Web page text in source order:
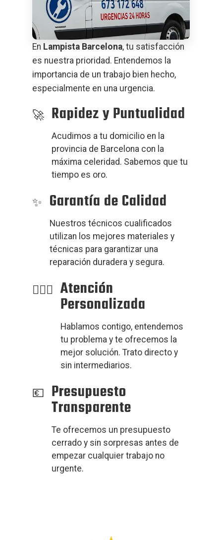
En Lampista Barcelona, tu satisfacción
es nuestra prioridad. Entendemos la
importancia de un trabajo bien hecho,
especialmente en una urgencia.
Rapidez y Puntualidad
Acudimos a tu domicilio en la
provincia de Barcelona con la
máxima celeridad. Sabemos que tu
tiempo es oro.
Garantía de Calidad
Nuestros técnicos cualificados
utilizan los mejores materiales y
técnicas para garantizar una
reparación duradera y segura.
Atención
Personalizada
Hablamos contigo, entendemos
tu problema y te ofrecemos la
mejor solución. Trato directo y
sin intermediarios.
Presupuesto
Transparente
Te ofrecemos un presupuesto
cerrado y sin sorpresas antes de
empezar cualquier trabajo no
urgente.